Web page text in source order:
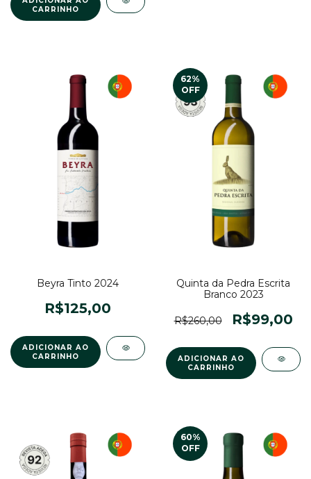
Beyra Tinto 2024
R$125,00
62%
OFF
Quinta da Pedra Escrita
Branco 2023
R$260,00 R$99,00
60%
OFF